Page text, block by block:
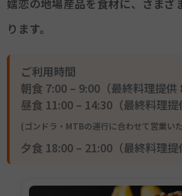
嬬恋の地場産品を食材に、さまざ
ります。
ご利用時間
朝食 7:00 – 9:00（最終料理提供
昼食 11:00 – 14:30（最終料理提
(ゴンドラ・MTBの運行に合わせて営業い
夕食 18:00 – 21:00（最終料理提